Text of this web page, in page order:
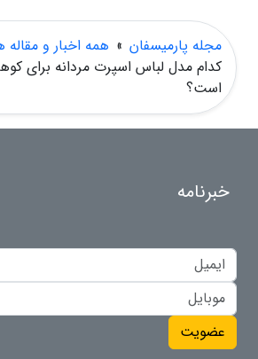
مجله پارمیسفان » همه اخبار و مقاله
کدام مدل لباس اسپرت مردانه برای
است؟
خبرنامه
عضویت